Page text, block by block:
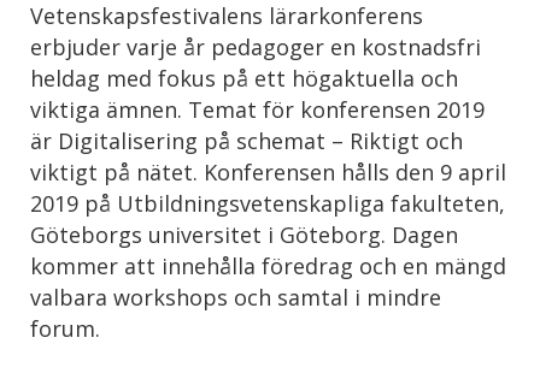
Vetenskapsfestivalens lärarkonferens
erbjuder varje år pedagoger en kostnadsfri
heldag med fokus på ett högaktuella och
viktiga ämnen. Temat för konferensen 2019
är Digitalisering på schemat – Riktigt och
viktigt på nätet. Konferensen hålls den 9 april
2019 på Utbildningsvetenskapliga fakulteten,
Göteborgs universitet i Göteborg. Dagen
kommer att innehålla föredrag och en mängd
valbara workshops och samtal i mindre
forum.